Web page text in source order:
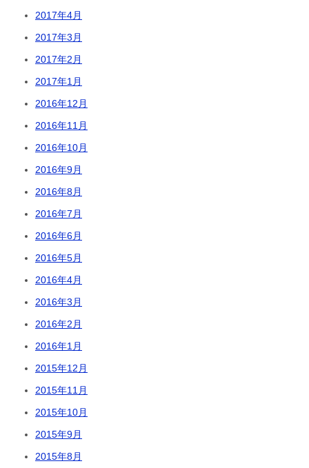
2017年4月
2017年3月
2017年2月
2017年1月
2016年12月
2016年11月
2016年10月
2016年9月
2016年8月
2016年7月
2016年6月
2016年5月
2016年4月
2016年3月
2016年2月
2016年1月
2015年12月
2015年11月
2015年10月
2015年9月
2015年8月